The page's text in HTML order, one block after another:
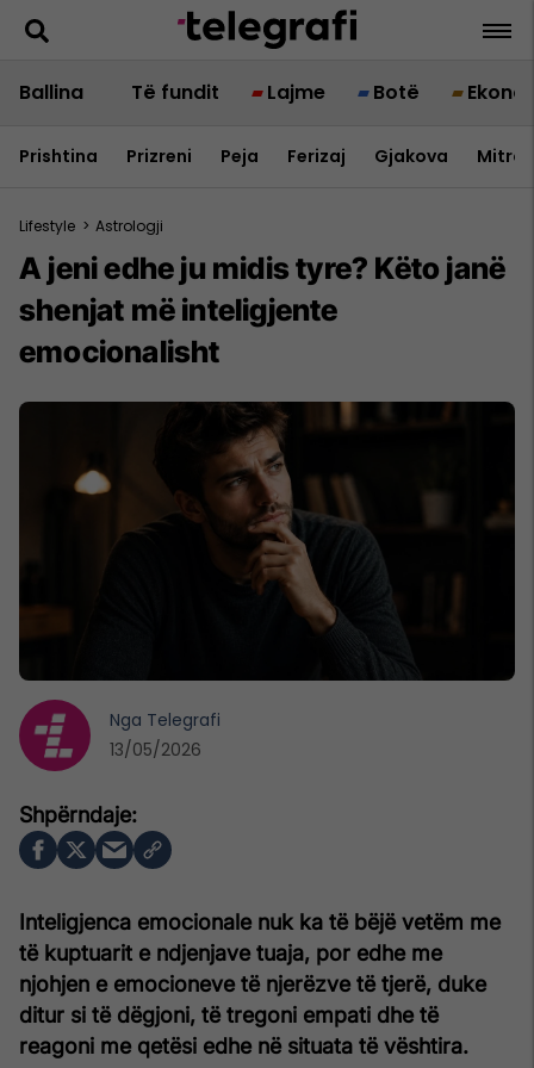
Ballina Të fundit Lajme Botë
Prishtina Prizreni Peja Ferizaj Gjakova
Lifestyle > Astrologji
A jeni edhe ju midis tyre? Këto janë
shenjat më inteligjente
emocionalisht
Inteligjenca emocionale nuk ka të bëjë vetëm me
të kuptuarit e ndjenjave tuaja, por edhe me
njohjen e emocioneve të njerëzve të tjerë, duke
ditur si të dëgjoni, të tregoni empati dhe të
reagoni me qetësi edhe në situata të vështira.
Nga Telegrafi
13/05/2026